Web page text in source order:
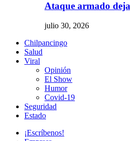
Ataque armado
julio 30, 2026
Chilpancingo
Salud
Viral
Opinión
El Show
Humor
Covid-19
Seguridad
Estado
¡Escríbenos!